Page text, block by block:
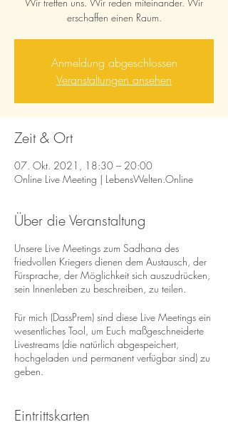
erschaffen einen Raum.
Anmeldung abgeschlossen
Veranstaltungen ansehen
Zeit & Ort
07. Okt. 2021, 18:30 – 20:00
Online Live Meeting | LebensWelten.Online
Über die Veranstaltung
Unsere Live Meetings zum Sadhana des
friedvollen Kriegers dienen dem Austausch, der
Fürsprache, der Möglichkeit sich auszudrücken,
sein Innenleben zu beschreiben, zu teilen.
Für mich (DassPrem) sind diese Live Meetings ein
wesentliches Tool, um Euch maßgeschneiderte
Livestreams (die natürlich abgespeichert,
hochgeladen und permanent verfügbar sind) zu
geben.
nicht. Ist nur eine weitere Möglichkeit einen
Eintrittskarten